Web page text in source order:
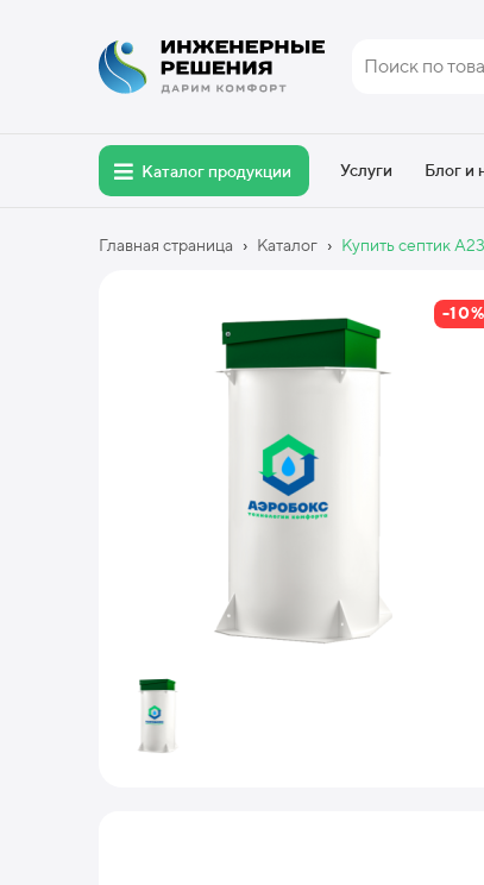
Каталог продукции Услуги Блог и
Главная страница › Каталог › Купить септик
-10%